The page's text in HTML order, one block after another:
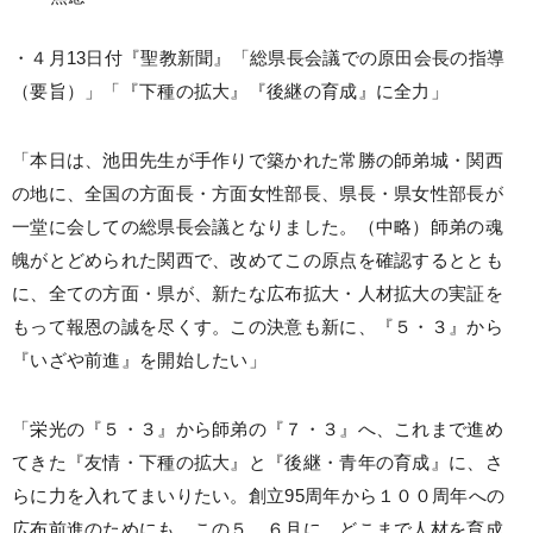
・４月13日付『聖教新聞』「総県長会議での原田会長の指導
（要旨）」「『下種の拡大』『後継の育成』に全力」
「本日は、池田先生が手作りで築かれた常勝の師弟城・関西
の地に、全国の方面長・方面女性部長、県長・県女性部長が
一堂に会しての総県長会議となりました。（中略）師弟の魂
魄がとどめられた関西で、改めてこの原点を確認するととも
に、全ての方面・県が、新たな広布拡大・人材拡大の実証を
もって報恩の誠を尽くす。この決意も新に、『５・３』から
『いざや前進』を開始したい」
「栄光の『５・３』から師弟の『７・３』へ、これまで進め
てきた『友情・下種の拡大』と『後継・青年の育成』に、さ
らに力を入れてまいりたい。創立95周年から１００周年への